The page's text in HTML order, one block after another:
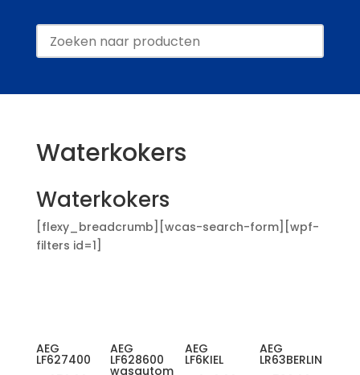
Waterkokers
Waterkokers
[flexy_breadcrumb][wcas-search-form][wpf-
filters id=1]
AEG
LF627400
AEG
LF628600
wasautom
AEG
LF6KIEL
AEG
LR63BERLIN